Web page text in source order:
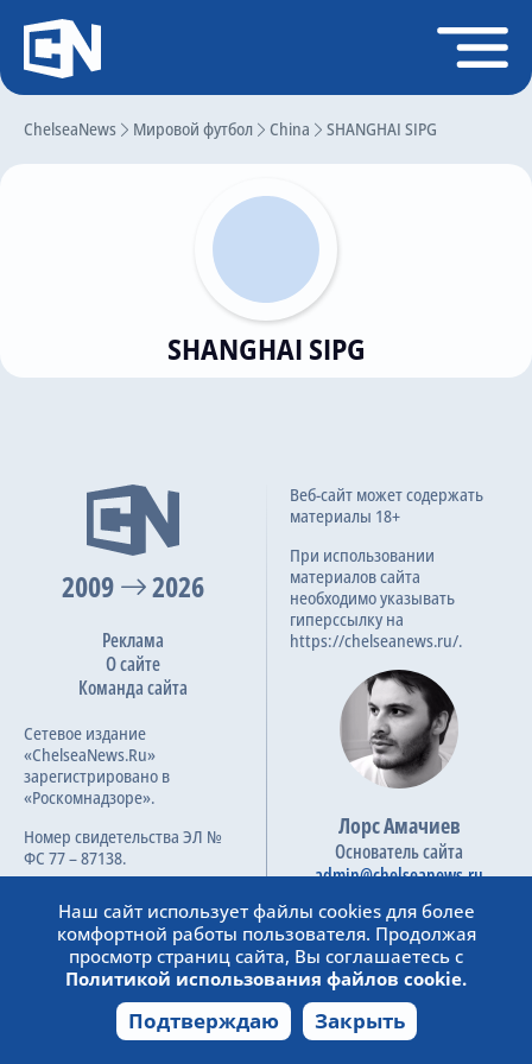
ChelseaNews Мировой футбол China SHANGHAI SIPG
SHANGHAI SIPG
2009 2026
Реклама
О сайте
Команда сайта
Сетевое издание
«ChelseaNews.Ru»
зарегистрировано в
«Роскомнадзоре».
Номер свидетельства ЭЛ №
ФС 77 – 87138.
Веб-сайт может содержать
материалы 18+
При использовании
материалов сайта
необходимо указывать
гиперссылку на
https://chelseanews.ru/.
Лорс Амачиев
Основатель сайта
admin@chelseanews.ru
https://www.linkedin.com/
Регистрация
Главная
История Челси
Состав команды
Поиск по сайту
Трансляции
О сайте
Наш сайт использует файлы cookies для более
комфортной работы пользователя. Продолжая
просмотр страниц сайта, Вы соглашаетесь с
Политикой использования файлов cookie.
Подтверждаю Закрыть